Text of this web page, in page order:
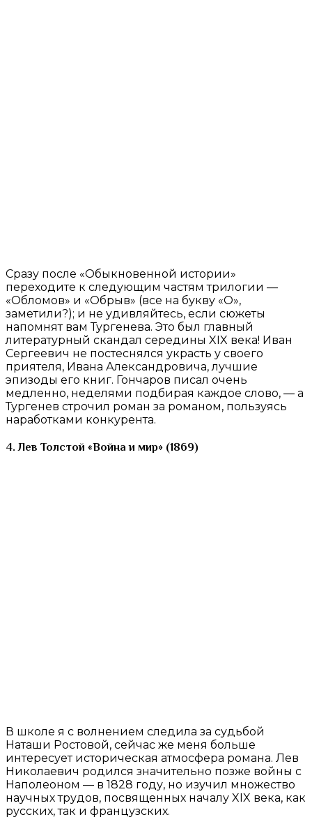
Сразу после «Обыкновенной истории»
переходите к следующим частям трилогии —
«Обломов» и «Обрыв» (все на букву «О»,
заметили?); и не удивляйтесь, если сюжеты
напомнят вам Тургенева. Это был главный
литературный скандал середины XIX века! Иван
Сергеевич не постеснялся украсть у своего
приятеля, Ивана Александровича, лучшие
эпизоды его книг. Гончаров писал очень
медленно, неделями подбирая каждое слово, — а
Тургенев строчил роман за романом, пользуясь
наработками конкурента.
4. Лев Толстой «Война и мир» (1869)
В школе я с волнением следила за судьбой
Наташи Ростовой, сейчас же меня больше
интересует историческая атмосфера романа. Лев
Николаевич родился значительно позже войны с
Наполеоном — в 1828 году, но изучил множество
научных трудов, посвященных началу XIX века, как
русских, так и французских.